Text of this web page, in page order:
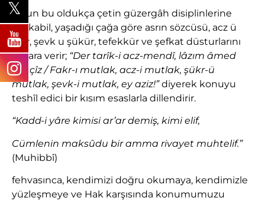
Onun bu oldukça çetin güzergâh disiplinlerine
mukabil, yaşadığı çağa göre asrın sözcüsü, acz ü
fakr, şevk u şükür, tefekkür ve şefkat düsturlarını
nazara verir; “Der tarîk-i acz-mendî, lâzım âmed
çâr çîz / Fakr-ı mutlak, acz-i mutlak, şükr-ü
mutlak, şevk-i mutlak, ey aziz!”diyerek konuyu
teshîl edici bir kısım esaslarla dillendirir.
“Kadd-i yâre kimisi ar’ar demiş, kimi elif,
Cümlenin maksûdu bir amma rivayet muhtelif.”
(Muhibbî)
fehvasınca, kendimizi doğru okumaya, kendimizle
yüzleşmeye ve Hak karşısında konumumuzu